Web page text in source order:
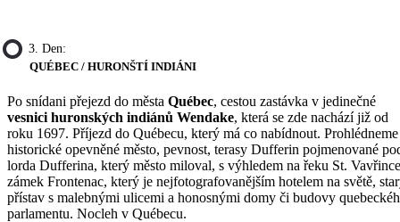
3. Den:
QUÉBEC / HURONŠTÍ INDIÁNI
Po snídani přejezd do města Québec, cestou zastávka v jedinečné
vesnici huronských indiánů Wendake, která se zde nachází již od
roku 1697. Příjezd do Québecu, který má co nabídnout.
historické opevněné město, pevnost, terasy Dufferin pojmenované
lorda Dufferina, který město miloval, s výhledem na řeku St.
zámek Frontenac, který je nejfotografovanějším hotelem na světě,
přístav s malebnými ulicemi a honosnými domy či budovy
parlamentu. Nocleh v Québecu.